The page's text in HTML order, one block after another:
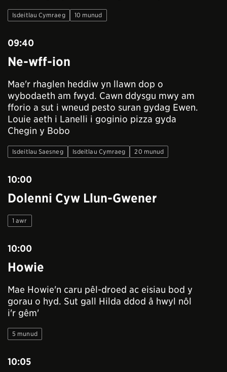
Isdeitlau Cymraeg 10 munud
09:40
Ne-wff-ion
Mae'r rhaglen heddiw yn llawn dop o
wybodaeth am fwyd. Cawn ddysgu mwy am
fforio a sut i wneud pesto suran gydag Ewen.
Louie aeth i Lanelli i goginio pizza gyda
Chegin y Bobo
Isdeitlau Saesneg Isdeitlau Cymraeg 20 munud
10:00
Dolenni Cyw Llun-Gwener
1 awr
10:00
Howie
Mae Howie'n caru pêl-droed ac eisiau bod y
gorau o hyd. Sut gall Hilda ddod â hwyl nôl
i'r gêm'
5 munud
10:05